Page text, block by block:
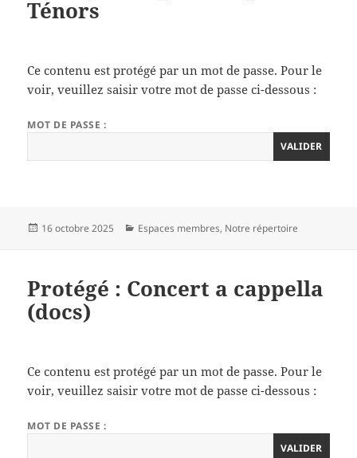
Ténors
Ce contenu est protégé par un mot de passe. Pour le
voir, veuillez saisir votre mot de passe ci-dessous :
MOT DE PASSE :
Publié
16 octobre 2025 Catégories
Espaces membres, Notre répertoire
Protégé : Concert a cappella
(docs)
Ce contenu est protégé par un mot de passe. Pour le
voir, veuillez saisir votre mot de passe ci-dessous :
MOT DE PASSE :